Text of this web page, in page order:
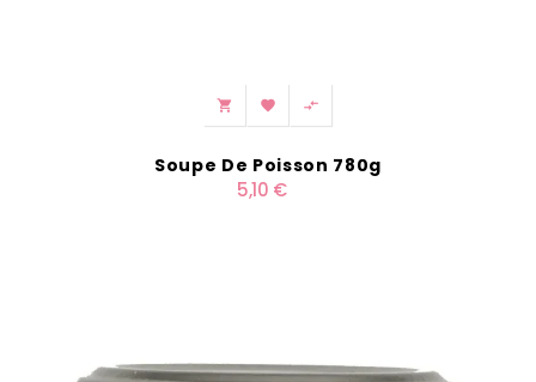
  
Soupe De Poisson 780g
5,10 €